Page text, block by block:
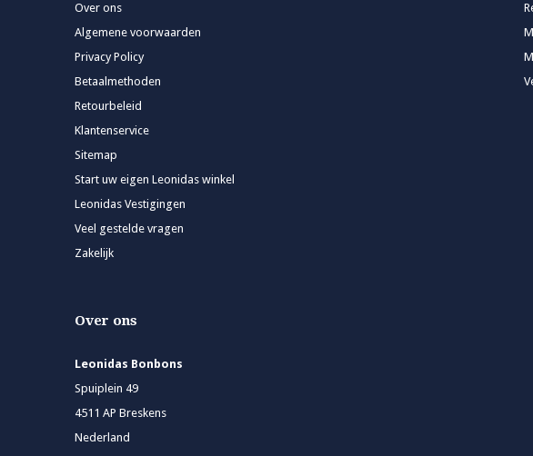
Over ons
Algemene voorwaarden
Privacy Policy
Betaalmethoden
Retourbeleid
Klantenservice
Sitemap
Start uw eigen Leonidas winkel
Leonidas Vestigingen
Veel gestelde vragen
Zakelijk
Over ons
Leonidas Bonbons
Spuiplein 49
4511 AP Breskens
Nederland